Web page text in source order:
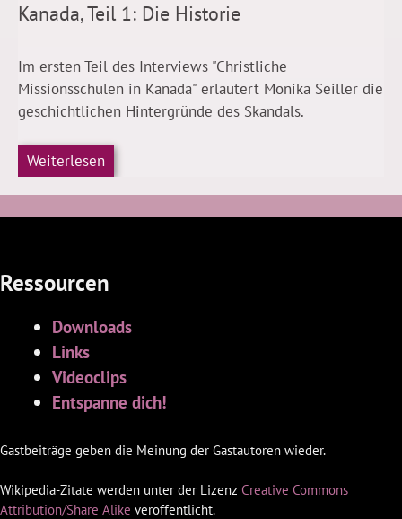
Kanada, Teil 1: Die Historie
Im ersten Teil des Interviews "Christliche
Missionsschulen in Kanada" erläutert Monika Seiller die
geschichtlichen Hintergründe des Skandals.
Weiterlesen
Ressourcen
Downloads
Links
Videoclips
Entspanne dich!
Gastbeiträge geben die Meinung der Gastautoren wieder.
Wikipedia-Zitate werden unter der Lizenz Creative Commons
Attribution/Share Alike veröffentlicht.